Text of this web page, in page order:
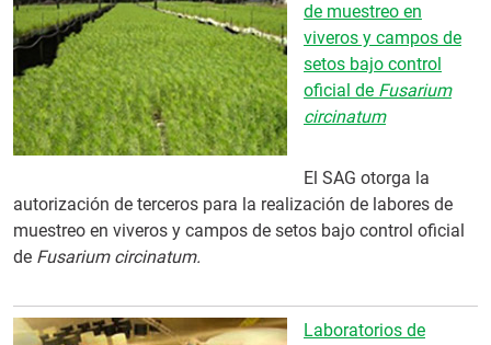
de muestreo en
viveros y campos de
setos bajo control
oficial de Fusarium
circinatum
El SAG otorga la
autorización de terceros para la realización de labores de
muestreo en viveros y campos de setos bajo control oficial
de Fusarium circinatum.
Laboratorios de